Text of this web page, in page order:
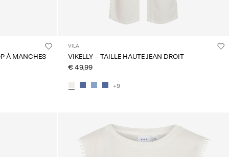
À MANCHES
VILA
VIKELLY - TAILLE HAUTE JEAN DROIT
€ 49,99
+9